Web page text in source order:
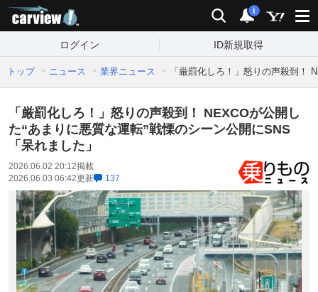
検索 通知
i
ログイン ID新規取得
トップ ニュース 業界ニュース 「厳罰化しろ！」怒りの声殺到！
「厳罰化しろ！」怒りの声殺到！ NEXCOが公開し
た“あまりに悪質な運転”戦慄のシーン公開にSNS
「呆れました」
2026.06.02 20:12掲載
2026.06.03 06:42更新 137